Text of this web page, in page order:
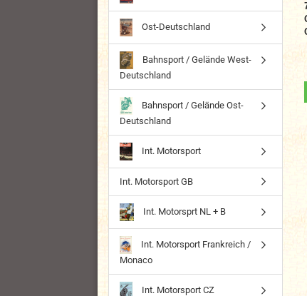
Ost-Deutschland
Bahnsport / Gelände West-
Deutschland
Bahnsport / Gelände Ost-
Deutschland
Int. Motorsport
Int. Motorsport GB
Int. Motorsprt NL + B
Int. Motorsport Frankreich /
Monaco
Int. Motorsport CZ